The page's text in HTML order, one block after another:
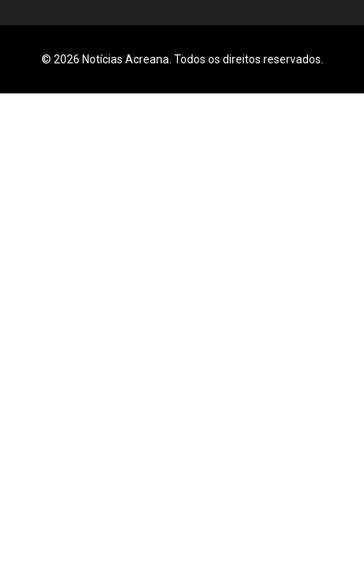
© 2026 Notícias Acreana. Todos os direitos reservados.